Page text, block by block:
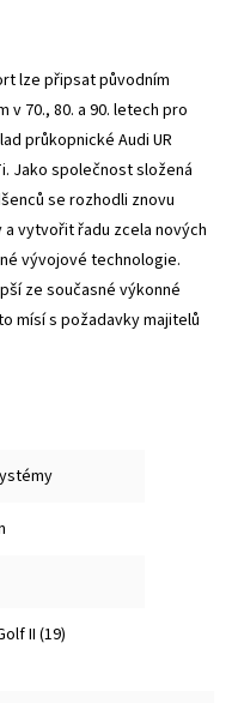
lze připsat původním
70., 80. a 90. letech pro
průkopnické Audi UR
Jako společnost složená
se rozhodli znovu
vytvořit řadu zcela nových
vývojové technologie.
ze současné výkonné
mísí s požadavky majitelů
II (19)